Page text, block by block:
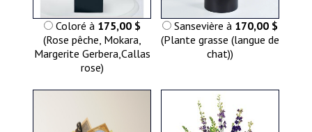
Coloré à 175,00 $
(Rose pêche, Mokara,
Margerite Gerbera,Callas
rose)
Sansevière à 170,00 $
(Plante grasse (langue de
chat))